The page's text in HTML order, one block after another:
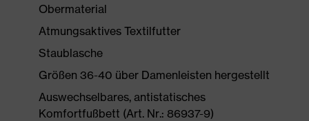
Obermaterial
Atmungsaktives Textilfutter
Staublasche
Größen 36-40 über Damenleisten hergestellt
Auswechselbares, antistatisches
Komfortfußbett (Art. Nr.: 86937-9)